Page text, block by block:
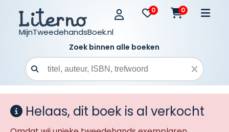
MijnTweedehandsBoek.nl
0 0
Zoek binnen alle boeken
Zoekveld
Helaas, dit boek is al verkocht